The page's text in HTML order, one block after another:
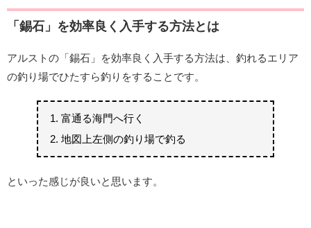
「錫石」を効率良く入手する方法とは
アルストの「錫石」を効率良く入手する方法は、釣れるエリア
の釣り場でひたすら釣りをすることです。
富通る海門へ行く
地図上左側の釣り場で釣る
といった感じが良いと思います。